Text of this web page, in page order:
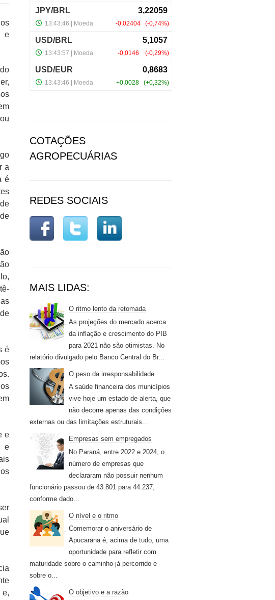
e
a
é
é
e
e
e,
COTAÇÕES
AGROPECUÁRIAS
REDES SOCIAIS
MAIS LIDAS:
O ritmo lento da retomada
As projeções do mercado acerca
da inflação e crescimento do PIB
para 2021 não são otimistas. No
relatório divulgado pelo Banco Central do Br...
O peso da irresponsabilidade
A saúde financeira dos municípios
vive hoje um estado de alerta, que
não decorre apenas das condições
externas ou das limitações estruturais...
Empresas sem empregados
No Paraná, entre 2022 e 2024, o
número de empresas que
declararam não possuir nenhum
funcionário passou de 43.801 para 44.237,
conforme dado...
O nível e o ritmo
Comemorar o aniversário de
Apucarana é, acima de tudo, uma
oportunidade para refletir com
maturidade sobre o caminho já percorrido e
sobre o...
O objetivo e a razão